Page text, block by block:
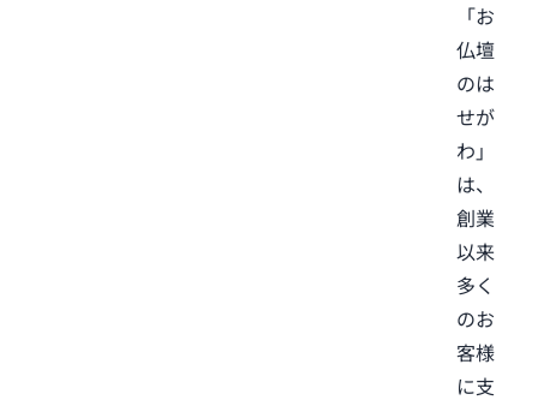
「お
仏壇
のは
せが
わ」
は、
創業
以来
多く
のお
客様
に支